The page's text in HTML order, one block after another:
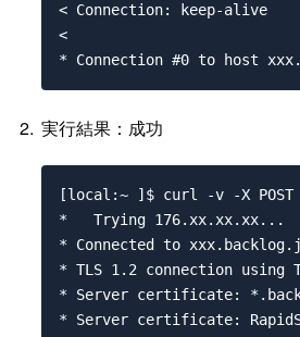
< Connection: keep-alive
<
実行結果：成功
[local:~ ]$ curl -v -X POST "https://xxx.backlog.jp/api/v2/